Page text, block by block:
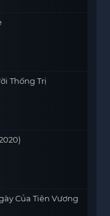
Thống Trị
Của Tiên Vương